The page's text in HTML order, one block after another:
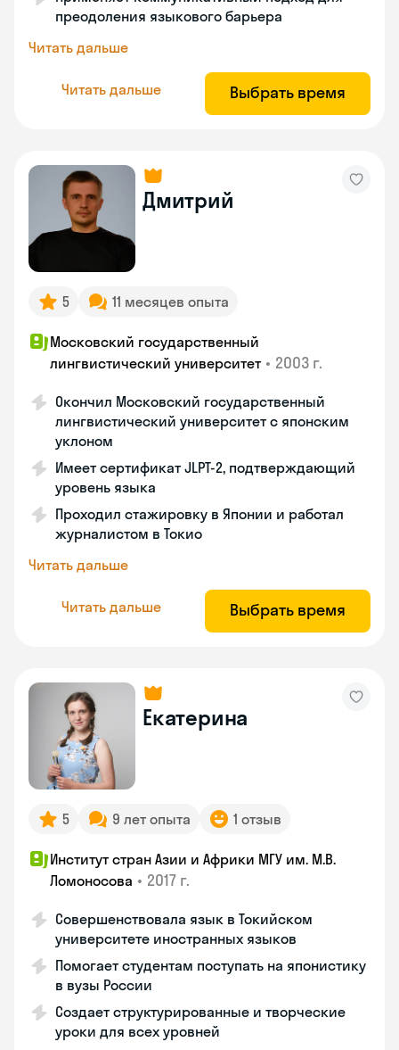
преодоления языкового барьера
Читать дальше
Читать дальше Выбрать время
Дмитрий
5 11 месяцев опыта
Московский государственный
лингвистический университет • 2003 г.
Окончил Московский государственный
лингвистический университет с японским
уклоном
Имеет сертификат JLPT-2, подтверждающий
уровень языка
Проходил стажировку в Японии и работал
журналистом в Токио
Читать дальше
Читать дальше Выбрать время
Екатерина
5 9 лет опыта 1 отзыв
Институт стран Азии и Африки МГУ им. М.В.
Ломоносова • 2017 г.
Совершенствовала язык в Токийском
университете иностранных языков
Помогает студентам поступать на японистику
в вузы России
Создает структурированные и творческие
уроки для всех уровней